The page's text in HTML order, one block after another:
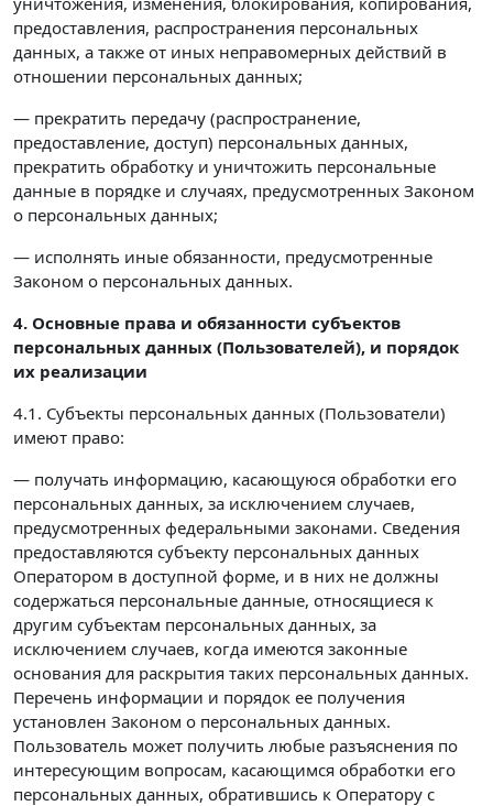
предоставления, распространения персональных
данных, а также от иных неправомерных действий в
отношении персональных данных;
— прекратить передачу (распространение,
предоставление, доступ) персональных данных,
прекратить обработку и уничтожить персональные
данные в порядке и случаях, предусмотренных Законом
о персональных данных;
— исполнять иные обязанности, предусмотренные
Законом о персональных данных.
4. Основные права и обязанности субъектов
персональных данных (Пользователей), и порядок
их реализации
4.1. Субъекты персональных данных (Пользователи)
имеют право:
— получать информацию, касающуюся обработки его
персональных данных, за исключением случаев,
предусмотренных федеральными законами. Сведения
предоставляются субъекту персональных данных
Оператором в доступной форме, и в них не должны
содержаться персональные данные, относящиеся к
другим субъектам персональных данных, за
исключением случаев, когда имеются законные
основания для раскрытия таких персональных данных.
Перечень информации и порядок ее получения
установлен Законом о персональных данных.
Пользователь может получить любые разъяснения по
интересующим вопросам, касающимся обработки его
персональных данных, обратившись к Оператору с